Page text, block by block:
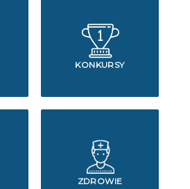
KONKURSY
ZDROWIE